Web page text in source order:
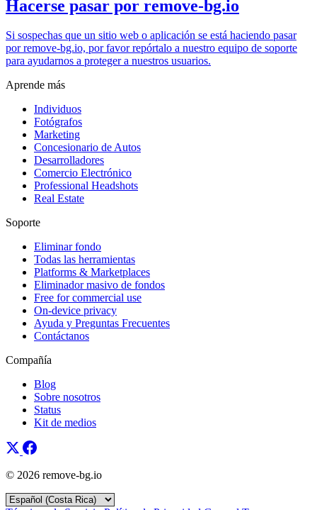
Hacerse pasar por remove-bg.io
Si sospechas que un sitio web o aplicación se está haciendo pasar
por remove-bg.io, por favor repórtalo a nuestro equipo de soporte
para ayudarnos a proteger a nuestros usuarios.
Aprende más
Individuos
Fotógrafos
Marketing
Concesionario de Autos
Desarrolladores
Comercio Electrónico
Professional Headshots
Real Estate
Soporte
Eliminar fondo
Todas las herramientas
Platforms & Marketplaces
Eliminador masivo de fondos
Free for commercial use
On-device privacy
Ayuda y Preguntas Frecuentes
Contáctanos
Compañía
Blog
Sobre nosotros
Status
Kit de medios
© 2026 remove-bg.io